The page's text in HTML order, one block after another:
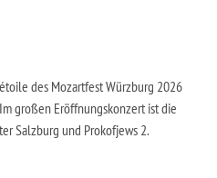
des Mozartfest Würzburg 2026
großen Eröffnungskonzert ist die
Salzburg und Prokofjews 2.